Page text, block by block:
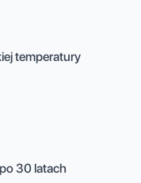
temperatury
30 latach